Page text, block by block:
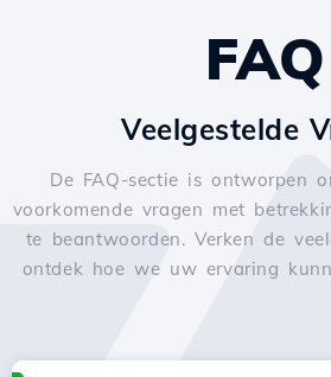
FAQ
Veelgestelde
De FAQ-sectie is ontworpen
voorkomende vragen met
te beantwoorden. Verken de
ontdek hoe we uw ervaring